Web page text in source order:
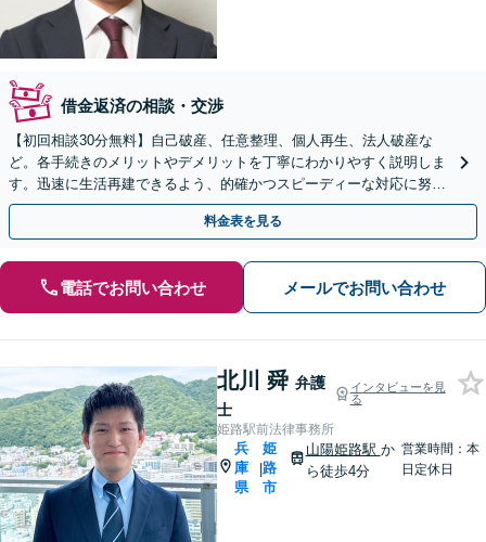
借金返済の相談・交渉
【初回相談30分無料】自己破産、任意整理、個人再生、法人破産な
ど。各手続きのメリットやデメリットを丁寧にわかりやすく説明しま
す。迅速に生活再建できるよう、的確かつスピーディーな対応に努め
ます【西宮北口駅3分】
料金表を見る
電話でお問い合わせ メールでお問い合わせ
北川 舜 弁護
士
インタビューを見
る
姫路駅前法律事務所
兵
庫
県
|
姫
路
市
山陽姫路駅 か
ら徒歩4分
営業時間：本
日定休日